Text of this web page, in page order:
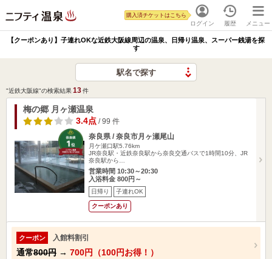
ログイン
購入済チケットはこちら
履歴 メニュー
【クーポンあり】子連れOKな近鉄大阪線周辺の温泉、日帰り温泉、スーパー銭湯を探
す
駅名で探す
"近鉄大阪線"の検索結果13件
梅の郷 月ヶ瀬温泉
3.4点 / 99 件
奈良県 / 奈良市月ヶ瀬尾山
月ケ瀬口駅5.76km
JR奈良駅・近鉄奈良駅から奈良交通バスで1時間10分、JR
奈良駅から…
営業時間 10:30～20:30
入浴料金 800円～
日帰り 子連れOK
クーポンあり
クーポン 入館料割引
通常800円 → 700円（100円お得！）